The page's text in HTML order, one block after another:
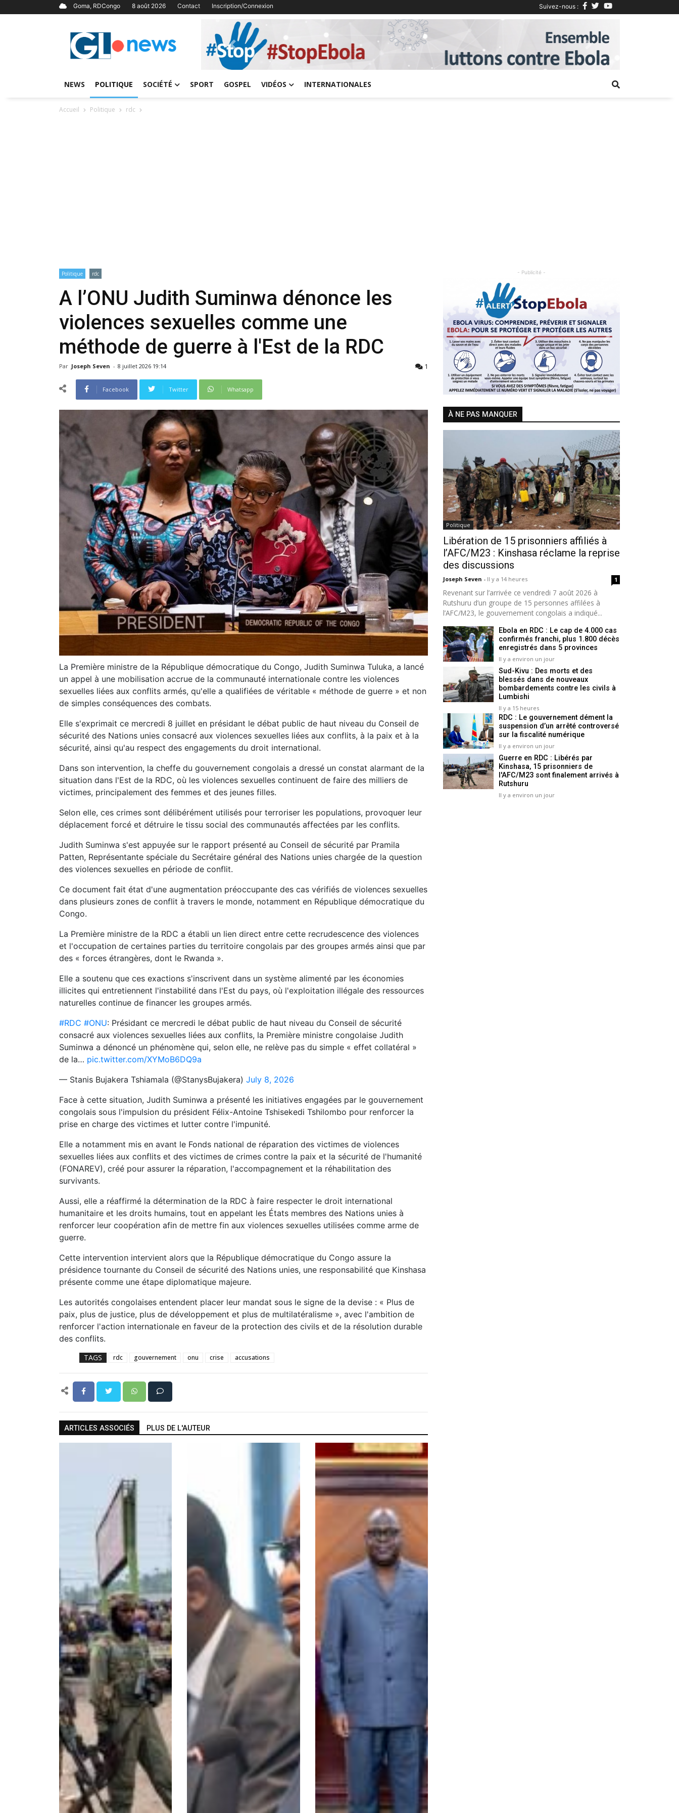
Goma, RDCongo 8 août 2026 Contact Inscription/Connexion Suivez-nous :
Previous Next
NEWS POLITIQUE SOCIÉTÉ SPORT GOSPEL VIDÉOS INTERNATIONALES
Accueil Politique rdc
Politique rdc
A l’ONU Judith Suminwa dénonce les
violences sexuelles comme une
méthode de guerre à l'Est de la RDC
Par Joseph Seven - 8 juillet 2026 19:14 1
Facebook Twitter Whatsapp
La Première ministre de la République démocratique du Congo, Judith Suminwa Tuluka, a lancé
un appel à une mobilisation accrue de la communauté internationale contre les violences
sexuelles liées aux conflits armés, qu'elle a qualifiées de véritable « méthode de guerre » et non
de simples conséquences des combats.
Elle s'exprimait ce mercredi 8 juillet en présidant le débat public de haut niveau du Conseil de
sécurité des Nations unies consacré aux violences sexuelles liées aux conflits, à la paix et à la
sécurité, ainsi qu'au respect des engagements du droit international.
Dans son intervention, la cheffe du gouvernement congolais a dressé un constat alarmant de la
situation dans l'Est de la RDC, où les violences sexuelles continuent de faire des milliers de
victimes, principalement des femmes et des jeunes filles.
Selon elle, ces crimes sont délibérément utilisés pour terroriser les populations, provoquer leur
déplacement forcé et détruire le tissu social des communautés affectées par les conflits.
Judith Suminwa s'est appuyée sur le rapport présenté au Conseil de sécurité par Pramila
Patten, Représentante spéciale du Secrétaire général des Nations unies chargée de la question
des violences sexuelles en période de conflit.
Ce document fait état d'une augmentation préoccupante des cas vérifiés de violences sexuelles
dans plusieurs zones de conflit à travers le monde, notamment en République démocratique du
Congo.
La Première ministre de la RDC a établi un lien direct entre cette recrudescence des violences
et l'occupation de certaines parties du territoire congolais par des groupes armés ainsi que par
des « forces étrangères, dont le Rwanda ».
Elle a soutenu que ces exactions s'inscrivent dans un système alimenté par les économies
illicites qui entretiennent l'instabilité dans l'Est du pays, où l'exploitation illégale des ressources
naturelles continue de financer les groupes armés.
#RDC #ONU: Présidant ce mercredi le débat public de haut niveau du Conseil de sécurité
consacré aux violences sexuelles liées aux conflits, la Première ministre congolaise Judith
Suminwa a dénoncé un phénomène qui, selon elle, ne relève pas du simple « effet collatéral »
de la… pic.twitter.com/XYMoB6DQ9a
— Stanis Bujakera Tshiamala (@StanysBujakera) July 8, 2026
Face à cette situation, Judith Suminwa a présenté les initiatives engagées par le gouvernement
congolais sous l'impulsion du président Félix-Antoine Tshisekedi Tshilombo pour renforcer la
prise en charge des victimes et lutter contre l'impunité.
Elle a notamment mis en avant le Fonds national de réparation des victimes de violences
sexuelles liées aux conflits et des victimes de crimes contre la paix et la sécurité de l'humanité
(FONAREV), créé pour assurer la réparation, l'accompagnement et la réhabilitation des
survivants.
Aussi, elle a réaffirmé la détermination de la RDC à faire respecter le droit international
humanitaire et les droits humains, tout en appelant les États membres des Nations unies à
renforcer leur coopération afin de mettre fin aux violences sexuelles utilisées comme arme de
guerre.
Cette intervention intervient alors que la République démocratique du Congo assure la
présidence tournante du Conseil de sécurité des Nations unies, une responsabilité que Kinshasa
présente comme une étape diplomatique majeure.
Les autorités congolaises entendent placer leur mandat sous le signe de la devise : « Plus de
paix, plus de justice, plus de développement et plus de multilatéralisme », avec l'ambition de
renforcer l'action internationale en faveur de la protection des civils et de la résolution durable
des conflits.
TAGS rdc gouvernement onu crise accusations
ARTICLES ASSOCIÉS PLUS DE L'AUTEUR
- Publicité -
Previous Next
À NE PAS MANQUER
Politique
Libération de 15 prisonniers affiliés à
l’AFC/M23 : Kinshasa réclame la reprise
des discussions
Joseph Seven - Il y a 14 heures 1
Revenant sur l’arrivée ce vendredi 7 août 2026 à
Rutshuru d’un groupe de 15 personnes affilées à
l’AFC/M23, le gouvernement congolais a indiqué...
Ebola en RDC : Le cap de 4.000 cas
confirmés franchi, plus 1.800 décès
enregistrés dans 5 provinces
Il y a environ un jour
Sud-Kivu : Des morts et des
blessés dans de nouveaux
bombardements contre les civils à
Lumbishi
Il y a 15 heures
RDC : Le gouvernement dément la
suspension d’un arrêté controversé
sur la fiscalité numérique
Il y a environ un jour
Guerre en RDC : Libérés par
Kinshasa, 15 prisonniers de
l'AFC/M23 sont finalement arrivés à
Rutshuru
Il y a environ un jour